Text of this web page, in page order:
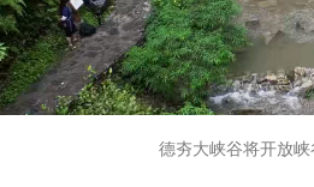
德夯大峡谷将开放峡